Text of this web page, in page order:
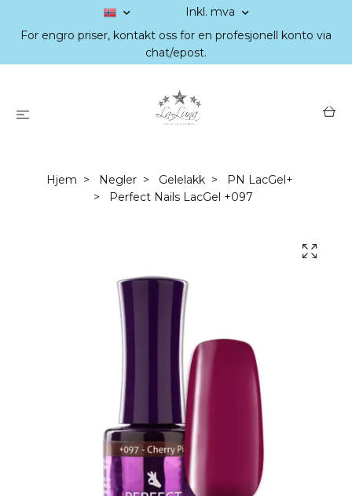
Inkl. mva
For engro priser, kontakt oss for en profesjonell konto via
chat/epost.
Hjem Negler Gelelakk
PN LacGel+
Perfect Nails LacGel +097